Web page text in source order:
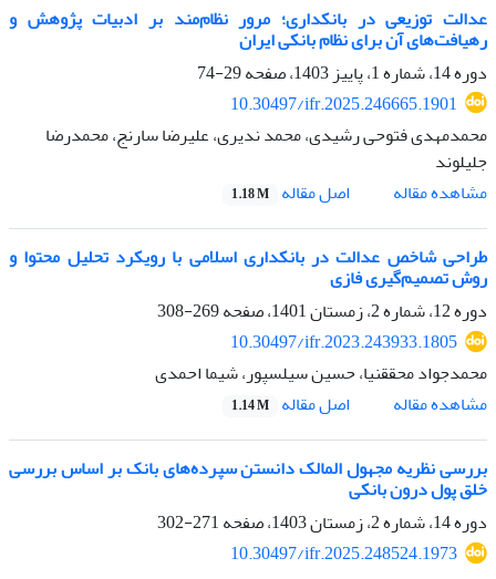
عدالت توزیعی در بانکداری؛ مرور نظام‌مند بر ادبیات پژوهش و
رهیافت‌های آن برای نظام بانکی ایران
دوره 14، شماره 1، پاییز 1403، صفحه
29-74
10.30497/ifr.2025.246665.1901
محمدمهدی فتوحی رشیدی، محمد ندیری، علیرضا سارنج، محمدرضا
جلیلوند
مشاهده مقاله
اصل مقاله 1.18 M
طراحی شاخص عدالت در بانکداری اسلامی با رویکرد تحلیل محتوا و
روش تصمیم‌گیری فازی
دوره 12، شماره 2، زمستان 1401، صفحه
269-308
10.30497/ifr.2023.243933.1805
محمدجواد محقق‎نیا، حسین سیلسپور، شیما احمدی
مشاهده مقاله
اصل مقاله 1.14 M
بررسی نظریه مجهول المالک دانستن سپرده‌های بانک بر اساس بررسی
خلق پول درون بانکی
دوره 14، شماره 2، زمستان 1403، صفحه
271-302
10.30497/ifr.2025.248524.1973